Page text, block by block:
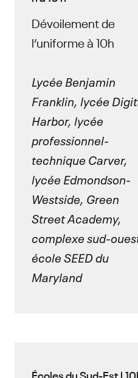
Dévoilement de
l’uniforme à 10h
Lycée Benjamin
Franklin, lycée
Harbor, lycée
professionnel-
technique Carver,
lycée Edmondson-
Westside, Green
Street Academy,
complexe sud-
école SEED du
Maryland
Écoles du Sud-Est |